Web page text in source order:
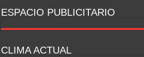
ESPACIO PUBLICITARIO
CLIMA ACTUAL